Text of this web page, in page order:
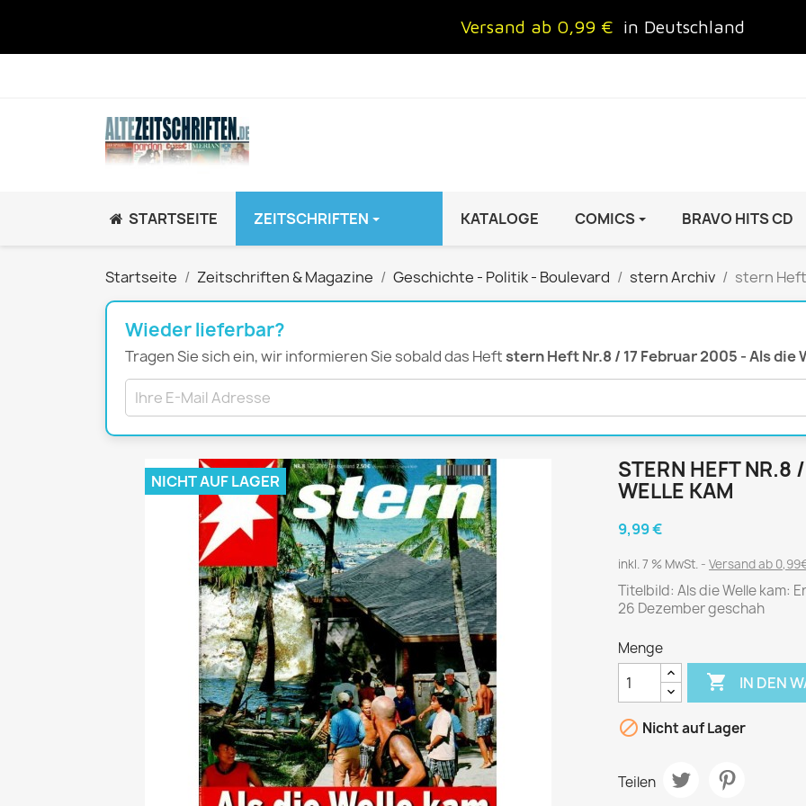
Versand ab 0,99 € in Deutschland
STARTSEITE ZEITSCHRIFTEN
JUGEND / KIND
BRAVO GiRL!
BRAVO Zeitschrift
hey!
POP Rocky
Yam!
FRAUEN
Brigitte
freundin
InStyle
Shape
AUTO & MOTOR
ADAC Motorwelt
Autoprospekte &
Broschüren
Gute Fahrt
Klassik Motorrad
MO Zeitschrift
Motorrad Classic
Motorrad Zeitschrift
Oldtimer Markt
Programmhefte Rennen
PS das Sport Motorrad
Rallye Racing
TOURENFAHRER
GESCHICHTE / POLITIK /
BOULEVARD
REISE &
URLAUB
KATALOGE COMICS BRAVO HITS CD
Startseite Zeitschriften & Magazine Geschichte - Politik - Boulevard stern Archiv stern Heft
Wieder lieferbar?
Tragen Sie sich ein, wir informieren Sie sobald das Heftstern Heft Nr.8 / 17 Februar 2005 - Als die
NICHT AUF LAGER
STERN HEFT NR.8
WELLE KAM
9,99 €
inkl. 7 % MwSt. Versand ab
Titelbild: Als die Welle kam:
26 Dezember geschah
Menge
 IN DEN
 Nicht auf Lager
Teilen